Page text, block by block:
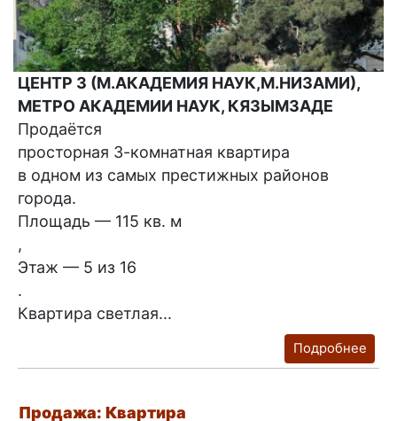
ЦЕНТР 3 (М.АКАДЕМИЯ НАУК,М.НИЗАМИ),
МЕТРО АКАДЕМИИ НАУК, КЯЗЫМЗАДЕ
Продаётся
просторная 3-комнатная квартира
в одном из самых престижных районов
города.
Площадь — 115 кв. м
,
Этаж — 5 из 16
.
Квартира светлая...
Подробнее
Продажа: Квартира